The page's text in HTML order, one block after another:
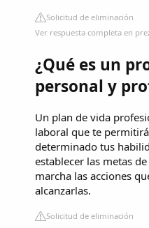
Solicitud de eliminación
Ver respuesta completa en
¿Qué es un
personal y
Un plan de vida
laboral que te
determinado tus
establecer las metas
marcha las acciones
alcanzarlas.
Solicitud de eliminación